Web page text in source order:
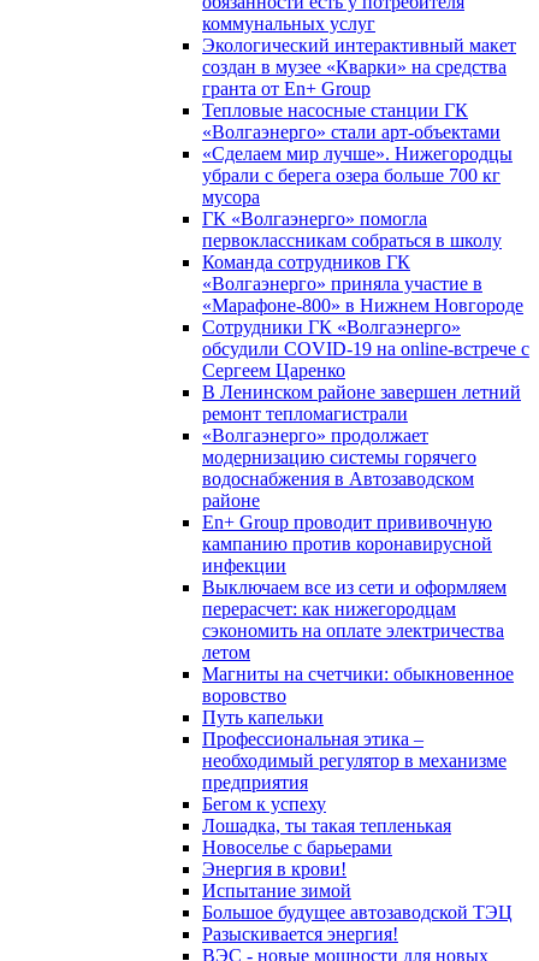
коммунальных услуг
Экологический интерактивный макет
создан в музее «Кварки» на средства
гранта от En+ Group
Тепловые насосные станции ГК
«Волгаэнерго» стали арт-объектами
«Сделаем мир лучше». Нижегородцы
убрали с берега озера больше 700 кг
мусора
ГК «Волгаэнерго» помогла
первоклассникам собраться в школу
Команда сотрудников ГК
«Волгаэнерго» приняла участие в
«Марафоне-800» в Нижнем Новгороде
Сотрудники ГК «Волгаэнерго»
обсудили COVID-19 на online-встрече с
Сергеем Царенко
В Ленинском районе завершен летний
ремонт тепломагистрали
«Волгаэнерго» продолжает
модернизацию системы горячего
водоснабжения в Автозаводском
районе
En+ Group проводит прививочную
кампанию против коронавирусной
инфекции
Выключаем все из сети и оформляем
перерасчет: как нижегородцам
сэкономить на оплате электричества
летом
Магниты на счетчики: обыкновенное
воровство
Путь капельки
Профессиональная этика –
необходимый регулятор в механизме
предприятия
Бегом к успеху
Лошадка, ты такая тепленькая
Новоселье с барьерами
Энергия в крови!
Испытание зимой
Большое будущее автозаводской ТЭЦ
Разыскивается энергия!
ВЭС - новые мощности для новых